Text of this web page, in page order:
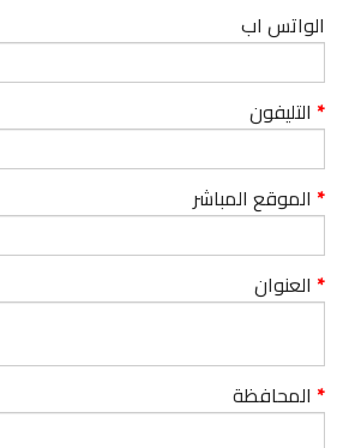
الواتس اب
التليفون
الموقع المباشر
العنوان
المحافظة